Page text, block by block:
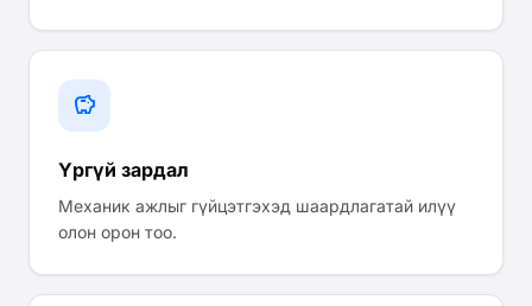
savings
Үргүй зардал
Механик ажлыг гүйцэтгэхэд шаардлагатай илүү
олон орон тоо.